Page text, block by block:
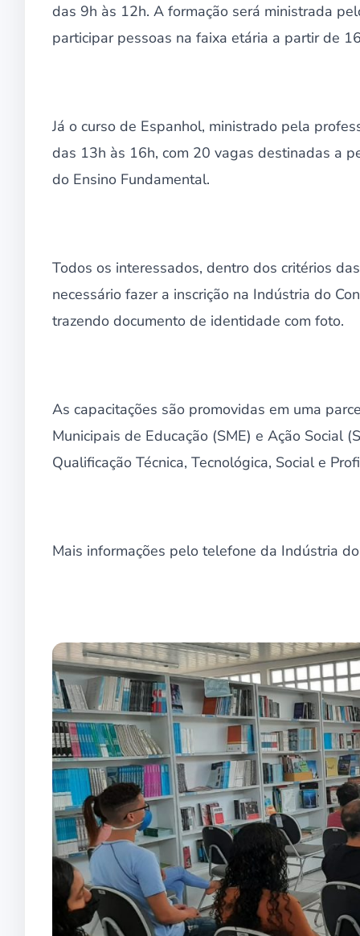
das 9h às 12h. A formação será ministrada
participar pessoas na faixa etária a partir de
Já o curso de Espanhol, ministrado pela
das 13h às 16h, com 20 vagas destinadas a
do Ensino Fundamental.
Todos os interessados, dentro dos critérios
necessário fazer a inscrição na Indústria do
trazendo documento de identidade com foto.
As capacitações são promovidas em uma
Municipais de Educação (SME) e Ação Social
Qualificação Técnica, Tecnológica, Social e
Mais informações pelo telefone da Indústria